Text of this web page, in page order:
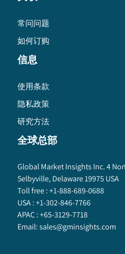
常问问题
如何订购
信息
使用条款
隐私政策
研究方法
全球总部
Global Market Insights Inc. 4
Selbyville, Delaware 19975 USA
Toll free :+1-888-689-0688
USA :+1-302-846-7766
APAC :+65-3129-7718
Email:sales@gminsights.com